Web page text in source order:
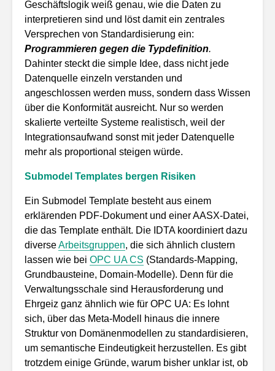
Geschäftslogik weiß genau, wie die Daten zu
interpretieren sind und löst damit ein zentrales
Versprechen von Standardisierung ein:
Programmieren gegen die Typdefinition.
Dahinter steckt die simple Idee, dass nicht jede
Datenquelle einzeln verstanden und
angeschlossen werden muss, sondern dass Wissen
über die Konformität ausreicht. Nur so werden
skalierte verteilte Systeme realistisch, weil der
Integrationsaufwand sonst mit jeder Datenquelle
mehr als proportional steigen würde.
Submodel Templates bergen Risiken
Ein Submodel Template besteht aus einem
erklärenden PDF-Dokument und einer AASX-Datei,
die das Template enthält. Die IDTA koordiniert dazu
diverseArbeitsgruppen, die sich ähnlich clustern
lassen wie bei OPC UA CS (Standards-Mapping,
Grundbausteine, Domain-Modelle). Denn für die
Verwaltungsschale sind Herausforderung und
Ehrgeiz ganz ähnlich wie für OPC UA: Es lohnt
sich, über das Meta-Modell hinaus die innere
Struktur von Domänenmodellen zu standardisieren,
um semantische Eindeutigkeit herzustellen. Es gibt
trotzdem einige Gründe, warum bisher unklar ist, ob